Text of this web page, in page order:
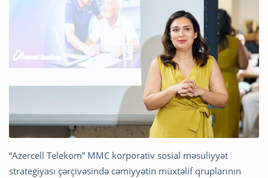
“Azercell Telekom” MMC korporativ sosial məsuliyyət
strategiyası çərçivəsində cəmiyyətin müxtəlif qruplarının